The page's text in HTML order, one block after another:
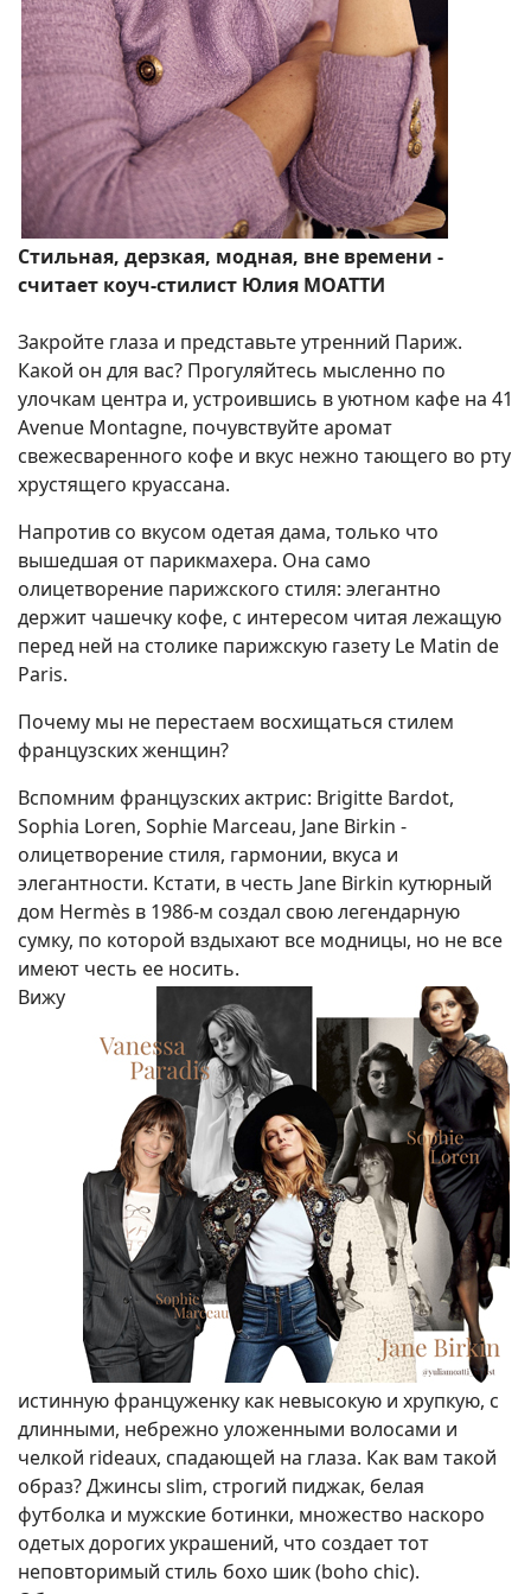
Стильная, дерзкая, модная, вне времени -
считает коуч-стилист Юлия МОАТТИ
Закройте глаза и представьте утренний Париж.
Какой он для вас? Прогуляйтесь мысленно по
улочкам центра и, устроившись в уютном кафе на 41
Avenue Montagne, почувствуйте аромат
свежесваренного кофе и вкус нежно тающего во рту
хрустящего круассана.
Напротив со вкусом одетая дама, только что
вышедшая от парикмахера. Она само
олицетворение парижского стиля: элегантно
держит чашечку кофе, с интересом читая лежащую
перед ней на столике парижскую газету Le Matin de
Paris.
Почему мы не перестаем восхищаться стилем
французских женщин?
Вспомним французских актрис: Brigitte Bardot,
Sophia Loren, Sophie Marceau, Jane Birkin -
олицетворение стиля, гармонии, вкуса и
элегантности. Кстати, в честь Jane Birkin кутюрный
дом Hermès в 1986-м создал свою легендарную
сумку, по которой вздыхают все модницы, но не все
имеют честь ее носить.
Вижу
истинную француженку как невысокую и хрупкую, с
длинными, небрежно уложенными волосами и
челкой rideaux, спадающей на глаза. Как вам такой
образ? Джинсы slim, строгий пиджак, белая
футболка и мужские ботинки, множество наскоро
одетых дорогих украшений, что создает тот
неповторимый стиль бохо шик (boho chic).